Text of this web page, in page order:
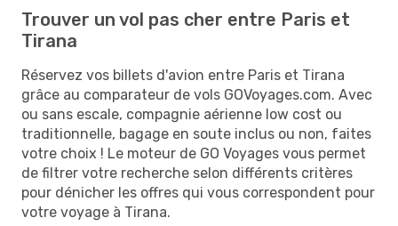
Trouver un vol pas cher entre Paris et
Tirana
Réservez vos billets d'avion entre Paris et Tirana
grâce au comparateur de vols GOVoyages.com. Avec
ou sans escale, compagnie aérienne low cost ou
traditionnelle, bagage en soute inclus ou non, faites
votre choix ! Le moteur de GO Voyages vous permet
de filtrer votre recherche selon différents critères
pour dénicher les offres qui vous correspondent pour
votre voyage à Tirana.